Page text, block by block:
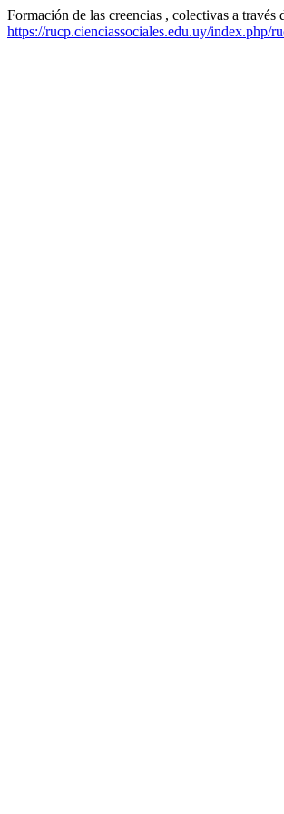
Formación de las creencias , colectivas a
https://rucp.cienciassociales.edu.uy/index.php/